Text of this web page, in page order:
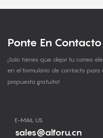
Ponte En
¡Solo tienes que dejar tu correo
en el formulario de contacto
propuesta gratuita!
E-MAIL US
sales@alforu.cn